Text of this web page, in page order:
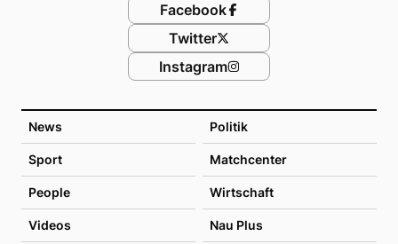
News Politik
Sport Matchcenter
People Wirtschaft
Videos Nau Plus
Facebook
Twitter
Instagram